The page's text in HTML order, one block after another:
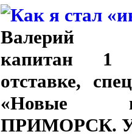
Валерий
капитан
отставке,
«Новые
ПРИМОРСК.